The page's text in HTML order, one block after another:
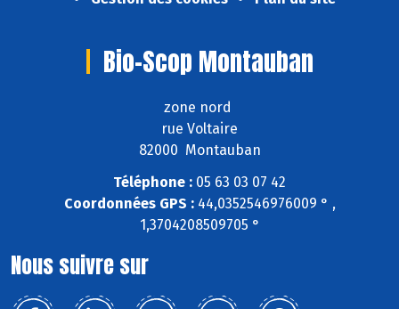
Bio-Scop Montauban
zone nord
rue Voltaire
82000 Montauban
Téléphone : 05 63 03 07 42
Coordonnées GPS :44,0352546976009 ° ,
1,3704208509705 °
Nous suivre sur